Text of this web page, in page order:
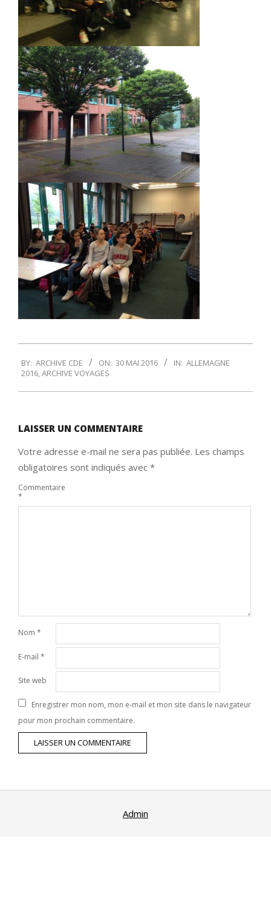
05-
BY: ARCHIVE CDE ON: 30 MAI 2016 IN: ALLEMAGNE
2016,ARCHIVE VOYAGES
LAISSER UN COMMENTAIRE
Votre adresse e-mail ne sera pas publiée. Les champs
obligatoires sont indiqués avec *
Commentaire
*
Nom *
E-mail *
Site web
Enregistrer mon nom, mon e-mail et mon site dans le navigateur
pour mon prochain commentaire.
Admin